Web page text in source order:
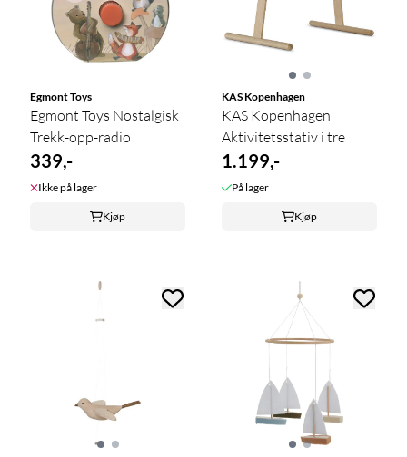
Egmont Toys
Egmont Toys Nostalgisk
Trekk-opp-radio
339,-
Ikke på lager
Kjøp
KAS Kopenhagen
KAS Kopenhagen
Aktivitetsstativ i tre
1.199,-
På lager
Kjøp